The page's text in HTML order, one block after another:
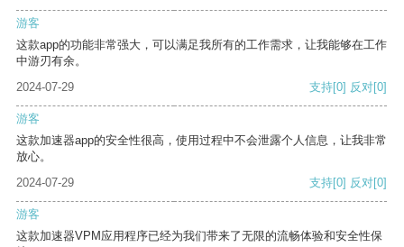
游客
这款app的功能非常强大，可以满足我所有的工作需求，让我能够在工作
中游刃有余。
2024-07-29
支持[0] 反对[0]
游客
这款加速器app的安全性很高，使用过程中不会泄露个人信息，让我非常
放心。
2024-07-29
支持[0] 反对[0]
游客
这款加速器VPM应用程序已经为我们带来了无限的流畅体验和安全性保